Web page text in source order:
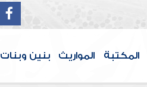
المكتبة المواريث بنين وبنات